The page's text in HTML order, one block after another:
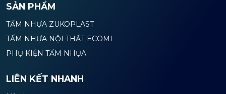
SẢN PHẨM
TẤM NHỰA ZUKOPLAST
TẤM NHỰA NỘI THẤT ECOMI
PHỤ KIỆN TẤM NHỰA
LIÊN KẾT NHANH